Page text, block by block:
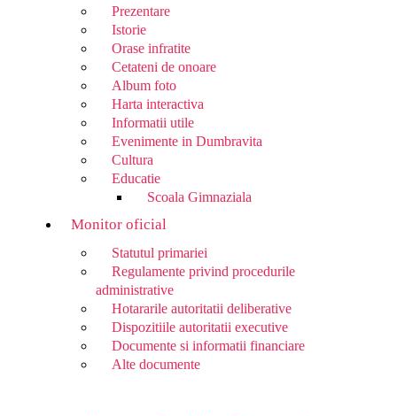
Prezentare
Istorie
Orase infratite
Cetateni de onoare
Album foto
Harta interactiva
Informatii utile
Evenimente in Dumbravita
Cultura
Educatie
Scoala Gimnaziala
Monitor oficial
Statutul primariei
Regulamente privind procedurile
administrative
Hotararile autoritatii deliberative
Dispozitiile autoritatii executive
Documente si informatii financiare
Alte documente